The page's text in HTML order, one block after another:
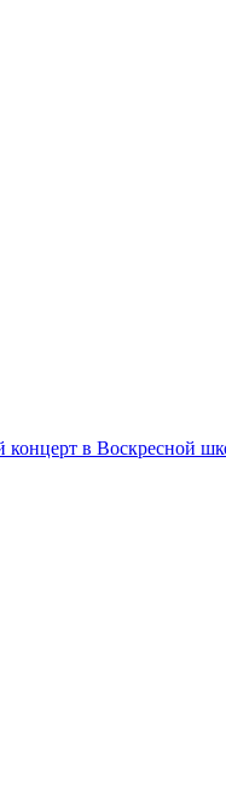
концерт в Воскресной